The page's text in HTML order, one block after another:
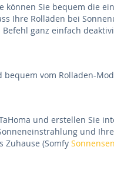
können Sie bequem die
Ihre Rolläden bei
ganz einfach
vom Rolladen-
und erstellen Sie
und
(Somfy